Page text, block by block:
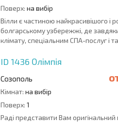
Поверх: на вибір
Вілли є частиною найкрасивішого і
болгарському узбережжі, де
клімату, спеціальним СПА-послуг і
ID 1436 Олімпія
Созополь
Кімнат: на вибір
Поверх: 1
Раді представити Вам оригінальний